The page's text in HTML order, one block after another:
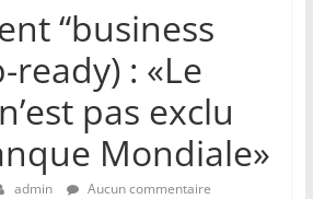
“business
ready) : «Le
pas exclu
Mondiale»
admin Aucun commentaire